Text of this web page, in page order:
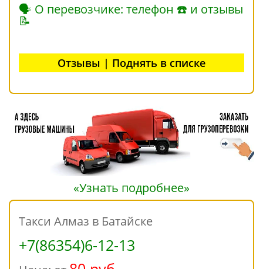
🗣 О перевозчике: телефон ☎ и отзывы
📝
Отзывы | Поднять в списке
«Узнать подробнее»
Такси Алмаз в Батайске
+7(86354)6-12-13